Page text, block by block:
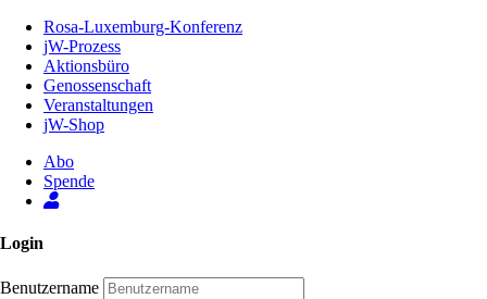
Inhalt
Seite
Rosa-Luxemburg-Konferenz
jW-Prozess
Aktionsbüro
Genossenschaft
Veranstaltungen
jW-Shop
Abo
Spende
Login
Benutzername